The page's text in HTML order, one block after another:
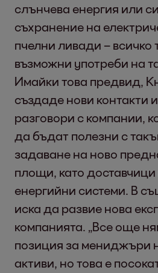
слънчева енергия или
съхранение на
пчелни ливади – всичко
възможни употреби на
Имайки това предвид,
създаде нови контакти
разговори с компании,
да бъдат полезни с
задаване на ново
площи, като
енергийни системи. В
иска да развие нова
компанията. „Все още
позиция за мениджъри
активи, но това е